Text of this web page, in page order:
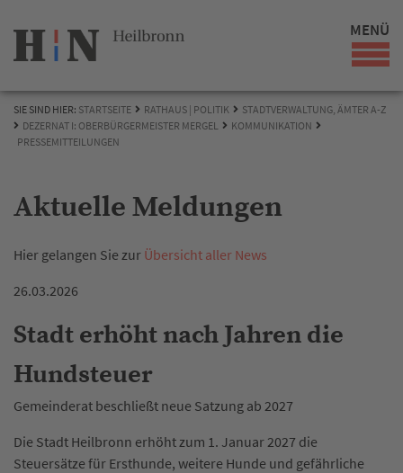
MENÜ
SIE SIND HIER: STARTSEITE RATHAUS | POLITIK
STADTVERWALTUNG, ÄMTER A-Z
DEZERNAT I: OBERBÜRGERMEISTER MERGEL
KOMMUNIKATION
PRESSEMITTEILUNGEN
Aktuelle Meldungen
Hier gelangen Sie zur Übersicht aller News
26.03.2026
Stadt erhöht nach Jahren die
Hundsteuer
Gemeinderat beschließt neue Satzung ab 2027
Die Stadt Heilbronn erhöht zum 1. Januar 2027 die
Steuersätze für Ersthunde, weitere Hunde und gefährliche